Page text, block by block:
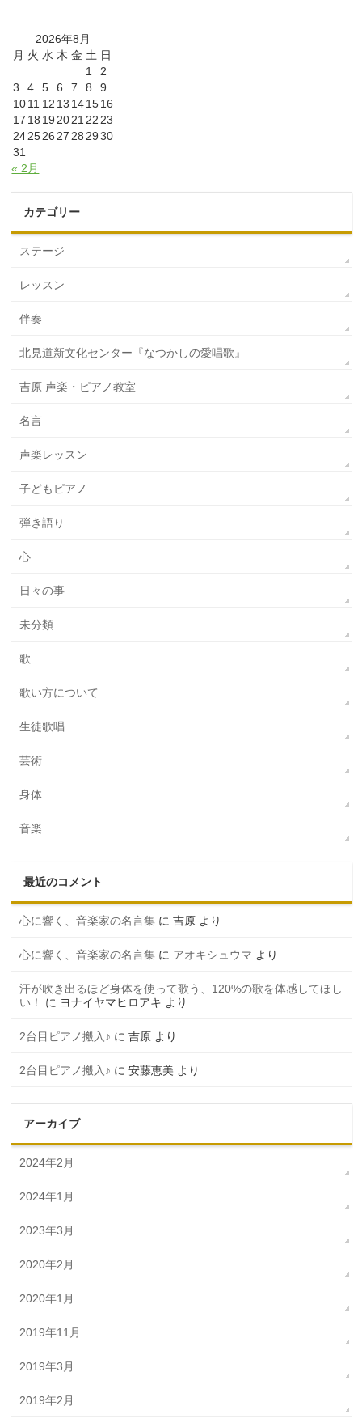
2026年8月
月 火 水 木 金 土 日
1
2
3
4 5 6 7 8
9
1011 12 13 141516
17 18 19 2021 22 23
242526 27 28 29 30
31
« 2月
カテゴリー
ステージ
レッスン
伴奏
北見道新文化センター『なつかしの愛唱歌』
吉原 声楽・ピアノ教室
名言
声楽レッスン
子どもピアノ
弾き語り
心
日々の事
未分類
歌
歌い方について
生徒歌唱
芸術
身体
音楽
最近のコメント
心に響く、音楽家の名言集 に吉原 より
心に響く、音楽家の名言集 に アオキシュウマ より
汗が吹き出るほど身体を使って歌う、120%の歌を体感してほし
い！
に ヨナイヤマヒロアキ より
2台目ピアノ搬入♪ に吉原 より
2台目ピアノ搬入♪ に安藤恵美 より
アーカイブ
2024年2月
2024年1月
2023年3月
2020年2月
2020年1月
2019年11月
2019年3月
2019年2月